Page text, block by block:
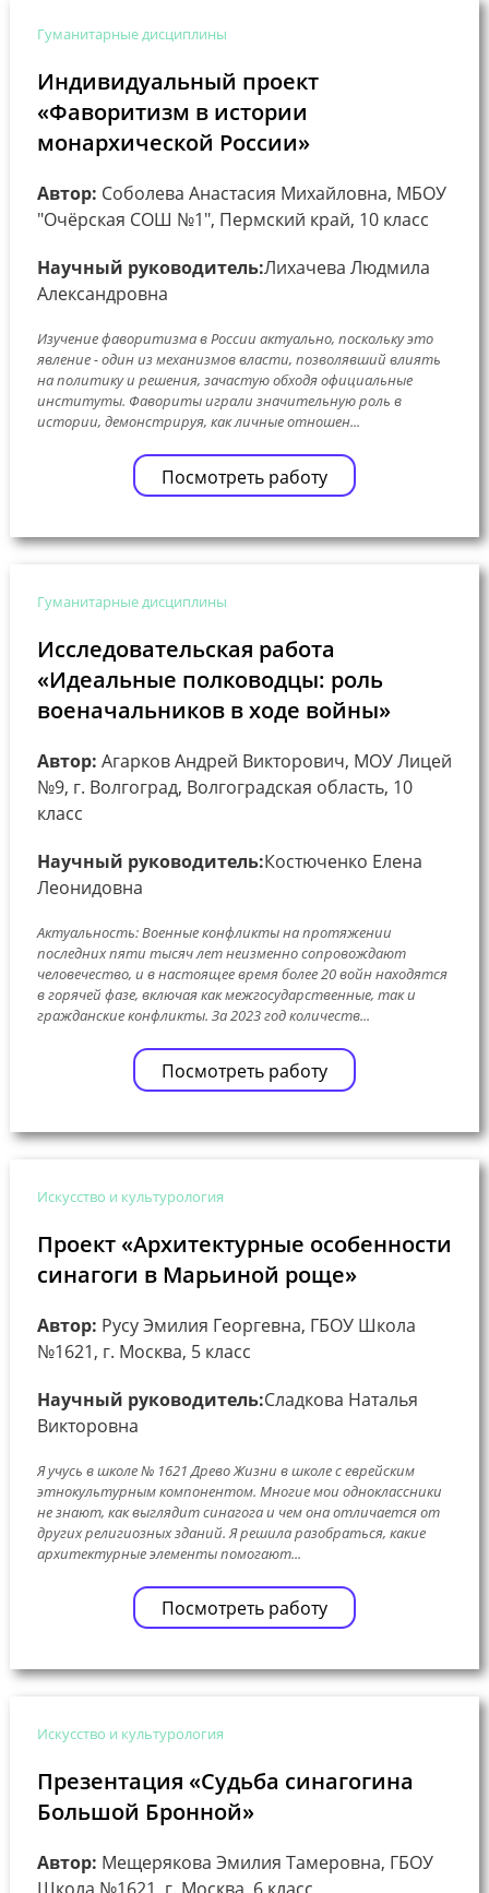
Гуманитарные дисциплины
Индивидуальный проект
«Фаворитизм в истории
монархической России»
Автор: Соболева Анастасия Михайловна, МБОУ
"Очёрская СОШ №1", Пермский край, 10 класс
Научный руководитель:Лихачева Людмила
Александровна
Изучение фаворитизма в России актуально, поскольку это
явление - один из механизмов власти, позволявший влиять
на политику и решения, зачастую обходя официальные
институты. Фавориты играли значительную роль в
истории, демонстрируя, как личные отношен...
Посмотреть работу
Гуманитарные дисциплины
Исследовательская работа
«Идеальные полководцы: роль
военачальников в ходе войны»
Автор: Агарков Андрей Викторович, МОУ Лицей
№9, г. Волгоград, Волгоградская область, 10
класс
Научный руководитель:Костюченко Елена
Леонидовна
Актуальность: Военные конфликты на протяжении
последних пяти тысяч лет неизменно сопровождают
человечество, и в настоящее время более 20 войн находятся
в горячей фазе, включая как межгосударственные, так и
гражданские конфликты. За 2023 год количеств...
Посмотреть работу
Искусство и культурология
Проект «Архитектурные особенности
синагоги в Марьиной роще»
Автор: Русу Эмилия Георгевна, ГБОУ Школа
№1621, г. Москва, 5 класс
Научный руководитель:Сладкова Наталья
Викторовна
Я учусь в школе № 1621 Древо Жизни в школе с еврейским
этнокультурным компонентом. Многие мои одноклассники
не знают, как выглядит синагога и чем она отличается от
других религиозных зданий. Я решила разобраться, какие
архитектурные элементы помогают...
Посмотреть работу
Искусство и культурология
Презентация «Судьба синагогина
Большой Бронной»
Автор: Мещерякова Эмилия Тамеровна, ГБОУ